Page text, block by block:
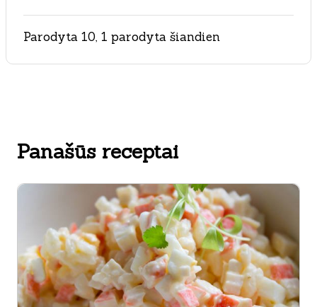
Parodyta 10, 1 parodyta šiandien
Panašūs receptai